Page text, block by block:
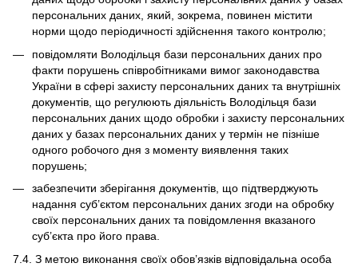
персональних даних, який, зокрема, повинен містити
норми щодо періодичності здійснення такого контролю;
повідомляти Володільця бази персональних даних про
факти порушень співробітниками вимог законодавства
України в сфері захисту персональних даних та внутрішніх
документів, що регулюють діяльність Володільця бази
персональних даних щодо обробки і захисту персональних
даних у базах персональних даних у термін не пізніше
одного робочого дня з моменту виявлення таких
порушень;
забезпечити зберігання документів, що підтверджують
надання суб’єктом персональних даних згоди на обробку
своїх персональних даних та повідомлення вказаного
суб’єкта про його права.
7.4. З метою виконання своїх обов’язків відповідальна особа